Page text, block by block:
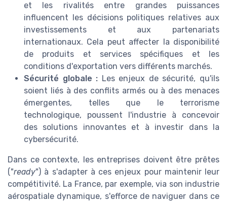
et les rivalités entre grandes puissances
influencent les décisions politiques relatives aux
investissements et aux partenariats
internationaux. Cela peut affecter la disponibilité
de produits et services spécifiques et les
conditions d'exportation vers différents marchés.
Sécurité globale : Les enjeux de sécurité, qu'ils
soient liés à des conflits armés ou à des menaces
émergentes, telles que le terrorisme
technologique, poussent l'industrie à concevoir
des solutions innovantes et à investir dans la
cybersécurité.
Dans ce contexte, les entreprises doivent être prêtes
("ready") à s'adapter à ces enjeux pour maintenir leur
compétitivité. La France, par exemple, via son industrie
aérospatiale dynamique, s'efforce de naviguer dans ce